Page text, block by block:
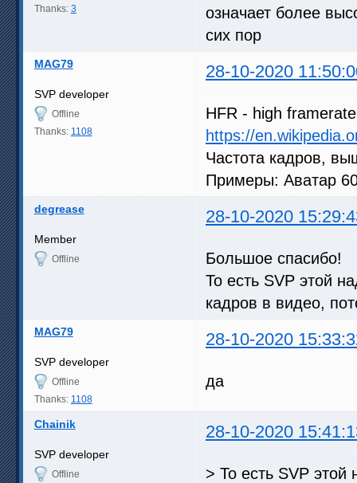
Thanks: 3
означает более
сих пор
MAG79 28-10-2020
SVP developer
Offline
Thanks: 1108
HFR - high framerate
https://
Частота кадров,
Примеры: Аватар
degrease 28-10-2020
Member
Offline
Большое спасибо!
То есть SVP этой
кадров в видео,
MAG79 28-10-2020
SVP developer
Offline
Thanks: 1108
да
Chainik 28-10-2020
SVP developer
Offline
> То есть SVP этой